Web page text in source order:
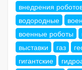
внедрения
водородные
военные роботы
выставки
газ
гигантские